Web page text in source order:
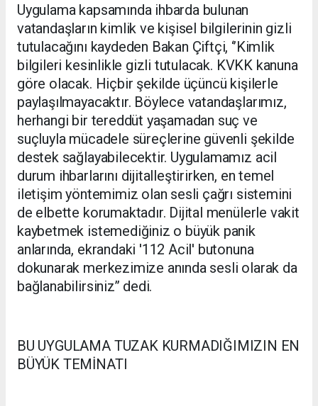
Uygulama kapsamında ihbarda bulunan
vatandaşların kimlik ve kişisel bilgilerinin gizli
tutulacağını kaydeden Bakan Çiftçi, ‘’Kimlik
bilgileri kesinlikle gizli tutulacak. KVKK kanuna
göre olacak. Hiçbir şekilde üçüncü kişilerle
paylaşılmayacaktır. Böylece vatandaşlarımız,
herhangi bir tereddüt yaşamadan suç ve
suçluyla mücadele süreçlerine güvenli şekilde
destek sağlayabilecektir. Uygulamamız acil
durum ihbarlarını dijitalleştirirken, en temel
iletişim yöntemimiz olan sesli çağrı sistemini
de elbette korumaktadır. Dijital menülerle vakit
kaybetmek istemediğiniz o büyük panik
anlarında, ekrandaki '112 Acil' butonuna
dokunarak merkezimize anında sesli olarak da
bağlanabilirsiniz’’ dedi.
BU UYGULAMA TUZAK KURMADIĞIMIZIN EN
BÜYÜK TEMİNATI